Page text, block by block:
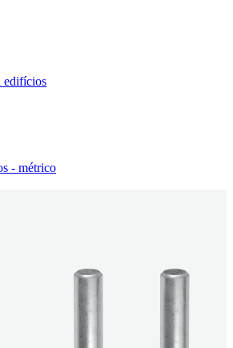
edifícios
- métrico